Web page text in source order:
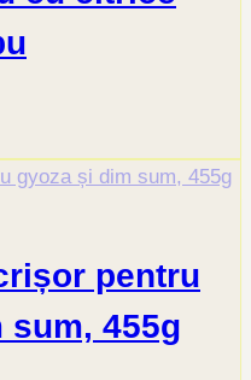
pentru
sum, 455g